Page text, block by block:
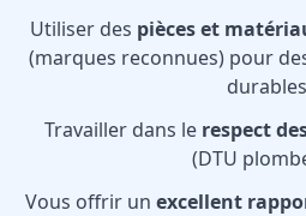
Utiliser des pièces et
(marques reconnues) pour
Travailler dans le respect
(DTU
Vous offrir un excellent